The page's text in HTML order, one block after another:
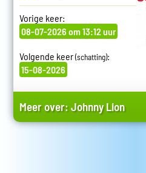
Vorige keer:
08-07-2026 om 13:12 uur
Volgende keer(schatting):
15-08-2026
Meer over:Johnny Lion